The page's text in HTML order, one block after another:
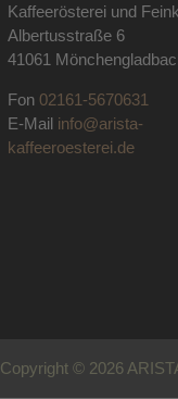
Kaffeerösterei und
Albertusstraße 6
41061
Fon 02161-5670631
E-Mail info@arista-
kaffeeroesterei.de
Copyright © 2026